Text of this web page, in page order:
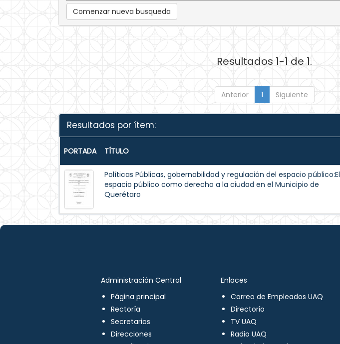
Comenzar nueva busqueda
Resultados 1-1 de 1.
Anterior 1 Siguiente
Resultados por ítem:
PORTADA TÍTULO
Políticas Públicas, gobernabilidad y regulación del espacio público:El
espacio público como derecho a la ciudad en el Municipio de
Querétaro
Administración Central
Página principal
Rectoría
Secretarios
Direcciones
Enlaces
Correo de Empleados UAQ
Directorio
TV UAQ
Radio UAQ